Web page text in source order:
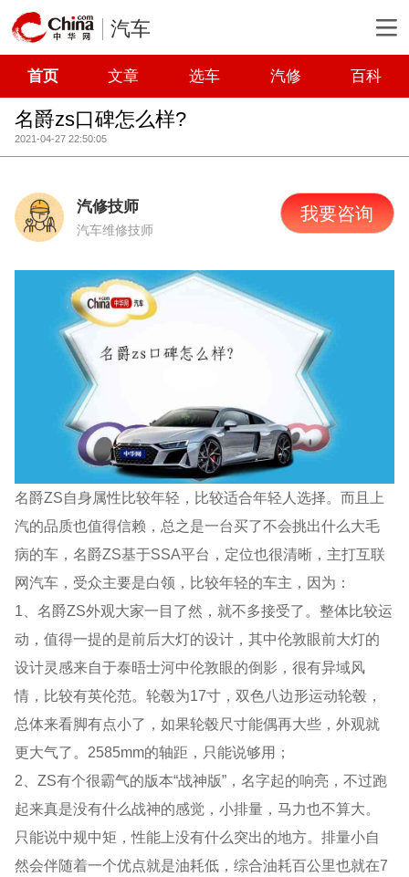
汽车
首页 文章 选车 汽修 百科
名爵zs口碑怎么样?
2021-04-27 22:50:05
汽修技师
汽车维修技师
我要咨询
名爵ZS自身属性比较年轻，比较适合年轻人选择。而且上
汽的品质也值得信赖，总之是一台买了不会挑出什么大毛
病的车，名爵ZS基于SSA平台，定位也很清晰，主打互联
网汽车，受众主要是白领，比较年轻的车主，因为：
1、名爵ZS外观大家一目了然，就不多接受了。整体比较运
动，值得一提的是前后大灯的设计，其中伦敦眼前大灯的
设计灵感来自于泰晤士河中伦敦眼的倒影，很有异域风
情，比较有英伦范。轮毂为17寸，双色八边形运动轮毂，
总体来看脚有点小了，如果轮毂尺寸能偶再大些，外观就
更大气了。2585mm的轴距，只能说够用；
2、ZS有个很霸气的版本“战神版”，名字起的响亮，不过跑
起来真是没有什么战神的感觉，小排量，马力也不算大。
只能说中规中矩，性能上没有什么突出的地方。排量小自
然会伴随着一个优点就是油耗低，综合油耗百公里也就在7